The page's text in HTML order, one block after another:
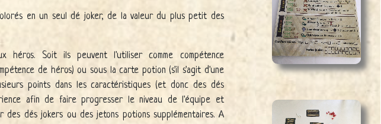
en un seul dé joker, de la valeur du plus petit des
Soit ils peuvent l'utiliser comme compétence
de héros) ou sous la carte potion (s'il s'agit d'une
points dans les caractéristiques (et donc des dés
afin de faire progresser le niveau de l'équipe et
dés jokers ou des jetons potions supplémentaires. A